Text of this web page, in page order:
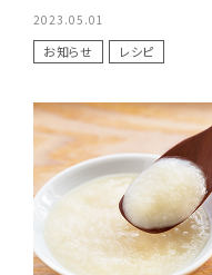
2023.05.01
お知らせ レシピ